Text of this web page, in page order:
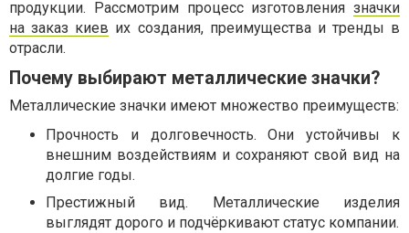
продукции. Рассмотрим процесс изготовления значки
на заказ киев их создания, преимущества и тренды в
отрасли.
Почему выбирают металлические значки?
Металлические значки имеют множество преимуществ:
Прочность и долговечность. Они устойчивы к
внешним воздействиям и сохраняют свой вид на
долгие годы.
Престижный вид. Металлические изделия
выглядят дорого и подчёркивают статус компании.